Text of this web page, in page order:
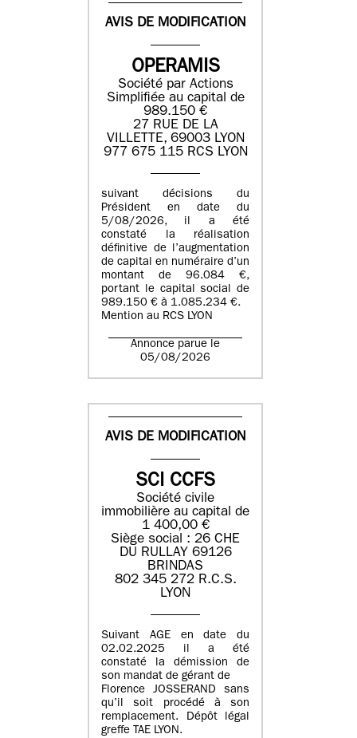
AVIS DE MODIFICATION
OPERAMIS
Société par Actions
Simplifiée au capital de
989.150 €
27 RUE DE LA
VILLETTE, 69003 LYON
977 675 115 RCS LYON
suivant décisions du
Président en date du
5/08/2026, il a été
constaté la réalisation
définitive de l’augmentation
de capital en numéraire d’un
montant de 96.084 €,
portant le capital social de
989.150 € à 1.085.234 €.
Mention au RCS LYON
Annonce parue le
05/08/2026
AVIS DE MODIFICATION
SCI CCFS
Société civile
immobilière au capital de
1 400,00 €
Siège social : 26 CHE
DU RULLAY 69126
BRINDAS
802 345 272 R.C.S.
LYON
Suivant AGE en date du
02.02.2025 il a été
constaté la démission de
son mandat de gérant de
Florence JOSSERAND sans
qu’il soit procédé à son
remplacement. Dépôt légal
greffe TAE LYON.